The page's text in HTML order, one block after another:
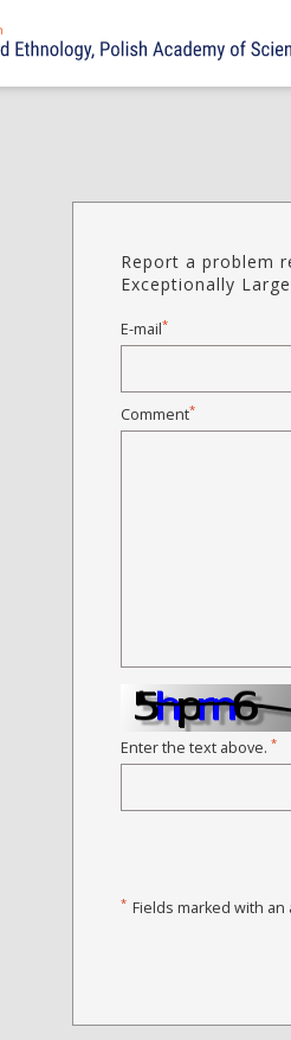
Report a problem
Exceptionally
E-mail*
Comment*
Enter the text above. *
* Fields marked with